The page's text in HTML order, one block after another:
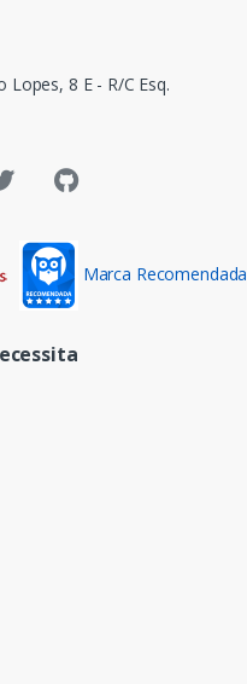
Lopes, 8 E - R/C Esq.
Marca Recomendada